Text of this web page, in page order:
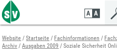
Zum
Seiteninhalt
springen
Zur
Navigation
springen
Zur
Mobilen
Navigation
springen
Website Startseite Fachinformationen
Archiv
Ausgaben 2009 Soziale Sicherheit